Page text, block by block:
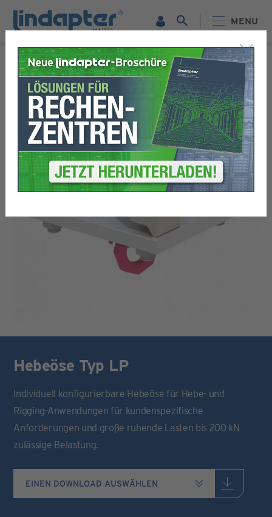
MENU
PRODUKTE HEBEÖSEN HEBEÖSE TYP LP
Hebeöse Typ LP
Individuell konfigurierbare Hebeöse für Hebe- und
Rigging-Anwendungen für kundenspezifische
Anforderungen und große ruhende Lasten bis 200 kN
zulässige Belastung.